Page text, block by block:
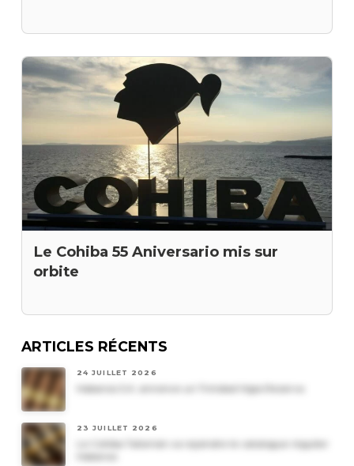
Le Cohiba 55 Aniversario mis sur
orbite
ARTICLES RÉCENTS
24 JUILLET 2026
Habanos S.A. annonce un Trinidad Vigia Reserva
23 JUILLET 2026
Le Cohiba Talismán va rejoindre le catalogue régulier